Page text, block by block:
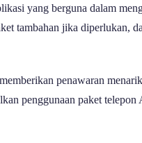
yang berguna dalam
tambahan jika diperlukan,
penawaran
penggunaan paket